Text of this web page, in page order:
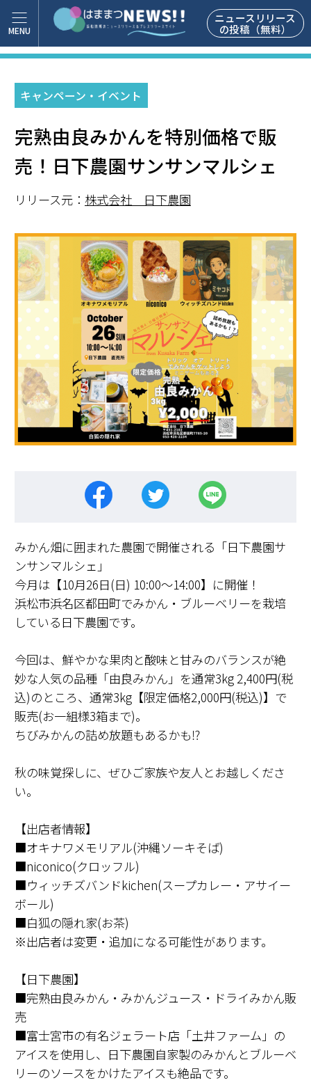
ニュースリリース
の投稿（無料）
キャンペーン・イベント
完熟由良みかんを特別価格で販
売！日下農園サンサンマルシェ
リリース元： 株式会社 日下農園
みかん畑に囲まれた農園で開催される「日下農園サ
ンサンマルシェ」
今月は【10月26日(日) 10:00～14:00】に開催！
浜松市浜名区都田町でみかん・ブルーベリーを栽培
している日下農園です。
今回は、鮮やかな果肉と酸味と甘みのバランスが絶
妙な人気の品種「由良みかん」を通常3kg 2,400円(税
込)のところ、通常3kg【限定価格2,000円(税込)】で
販売(お一組様3箱まで)。
ちびみかんの詰め放題もあるかも⁉
秋の味覚探しに、ぜひご家族や友人とお越しくださ
い。
【出店者情報】
■オキナワメモリアル(沖縄ソーキそば)
■niconico(クロッフル)
■ウィッチズバンドkichen(スープカレー・アサイー
ボール)
■白狐の隠れ家(お茶)
※出店者は変更・追加になる可能性があります。
【日下農園】
■完熟由良みかん・みかんジュース・ドライみかん販
売
■富士宮市の有名ジェラート店「土井ファーム」の
アイスを使用し、日下農園自家製のみかんとブルーベ
リーのソースをかけたアイスも絶品です。